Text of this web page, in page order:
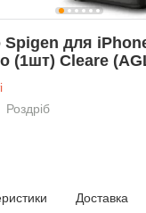
Spigen для
(1шт) Cleare
Роздріб
Доставка